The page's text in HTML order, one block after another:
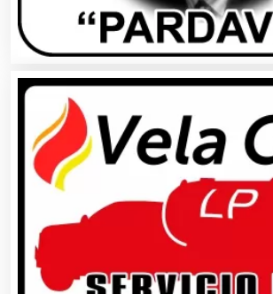
Audio, Sonido e Iluminación
Audios para Eventos
Autobuses
Automatización
Automóviles Nuevos y Usados